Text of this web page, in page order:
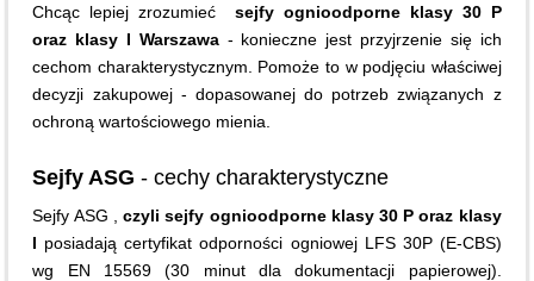
Chcąc lepiej zrozumieć sejfy ognioodporne klasy 30 P
oraz klasy I Warszawa - konieczne jest przyjrzenie się ich
cechom charakterystycznym. Pomoże to w podjęciu właściwej
decyzji zakupowej - dopasowanej do potrzeb związanych z
ochroną wartościowego mienia.
Sejfy ASG - cechy charakterystyczne
Sejfy ASG ,czyli sejfy ognioodporne klasy 30 P oraz klasy
I posiadają certyfikat odporności ogniowej LFS 30P (E-CBS)
wg EN 15569 (30 minut dla dokumentacji papierowej).